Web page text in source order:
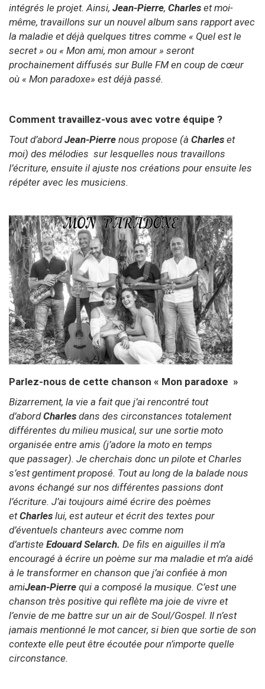
intégrés le projet. Ainsi, Jean-Pierre, Charles et moi-
même, travaillons sur un nouvel album sans rapport avec
la maladie et déjà quelques titres comme « Quel est le
secret » ou « Mon ami, mon amour » seront
prochainement diffusés sur Bulle FM en coup de cœur
où « Mon paradoxe» est déjà passé.
Comment travaillez-vous avec votre équipe ?
Tout d’abordJean-Pierre nous propose (à Charles et
moi) des mélodies sur lesquelles nous travaillons
l’écriture, ensuite il ajuste nos créations pour ensuite les
répéter avec les musiciens.
Parlez-nous de cette chanson « Mon paradoxe »
Bizarrement, la vie a fait que j’ai rencontré tout
d’abordCharles dans des circonstances totalement
différentes du milieu musical, sur une sortie moto
organisée entre amis (j’adore la moto en temps
que passager). Je cherchais donc un pilote et Charles
s’est gentiment proposé. Tout au long de la balade nous
avons échangé sur nos différentes passions dont
l’écriture. J’ai toujours aimé écrire des poèmes
etCharles lui, est auteur et écrit des textes pour
d’éventuels chanteurs avec comme nom
d’artiste Edouard Selarch. De fils en aiguilles il m’a
encouragé à écrire un poème sur ma maladie et m’a aidé
à le transformer en chanson que j’ai confiée à mon
amiJean-Pierre qui a composé la musique. C’est une
chanson très positive qui reflète ma joie de vivre et
l’envie de me battre sur un air de Soul/Gospel. Il n’est
jamais mentionné le mot cancer, si bien que sortie de son
contexte elle peut être écoutée pour n’importe quelle
circonstance.